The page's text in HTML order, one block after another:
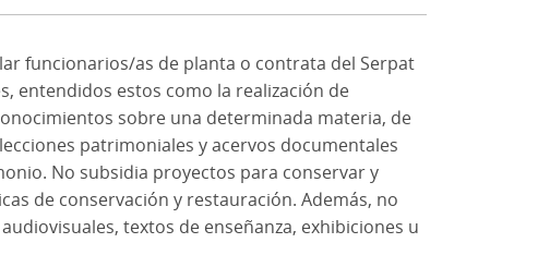
funcionarios/as de planta o contrata del Serpat
entendidos estos como la realización de
sobre una determinada materia, de
patrimoniales y acervos documentales
No subsidia proyectos para conservar y
de conservación y restauración. Además, no
textos de enseñanza, exhibiciones u